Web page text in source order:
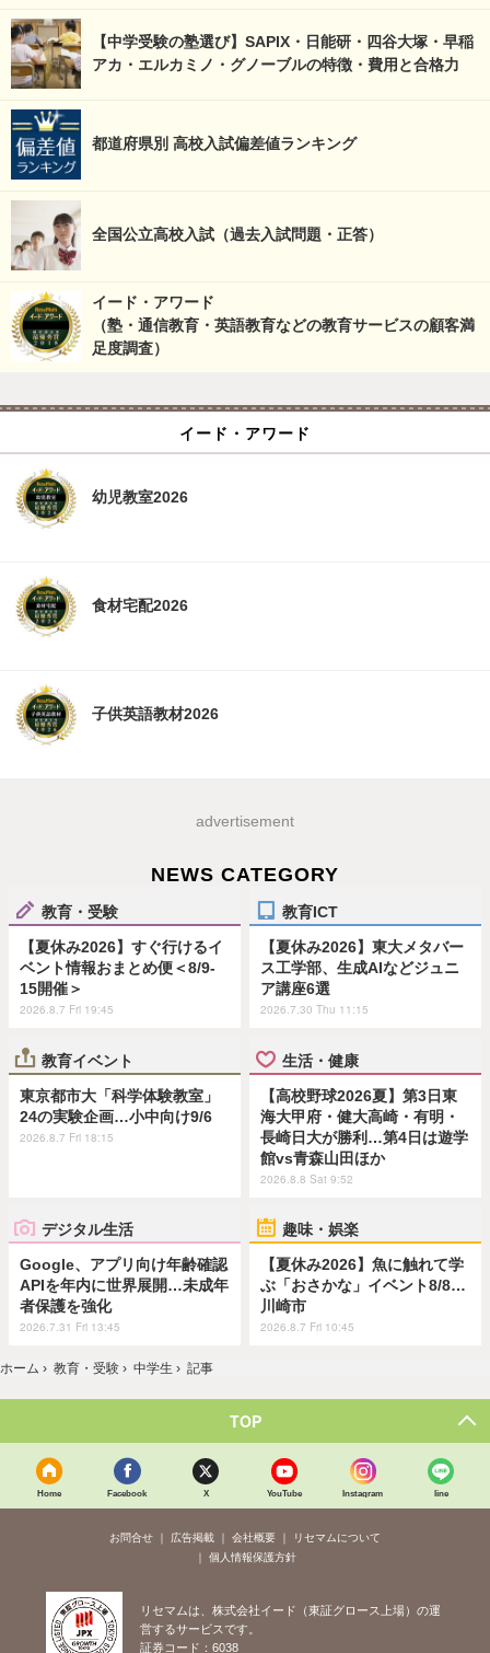
【中学受験の塾選び】SAPIX・日能研・四谷大塚・早稲
アカ・エルカミノ・グノーブルの特徴・費用と合格力
都道府県別 高校入試偏差値ランキング
全国公立高校入試（過去入試問題・正答）
イード・アワード
（塾・通信教育・英語教育などの教育サービスの顧客満
足度調査）
イード・アワード
幼児教室2026
食材宅配2026
子供英語教材2026
advertisement
NEWS CATEGORY
教育・受験
【夏休み2026】すぐ行けるイ
ベント情報おまとめ便＜8/9-
15開催＞
2026.8.7 Fri 19:45
教育ICT
【夏休み2026】東大メタバー
ス工学部、生成AIなどジュニ
ア講座6選
2026.7.30 Thu 11:15
教育イベント
東京都市大「科学体験教室」
24の実験企画…小中向け9/6
2026.8.7 Fri 18:15
生活・健康
【高校野球2026夏】第3日東
海大甲府・健大高崎・有明・
長崎日大が勝利…第4日は遊学
館vs青森山田ほか
2026.8.8 Sat 9:52
デジタル生活
Google、アプリ向け年齢確認
APIを年内に世界展開…未成年
者保護を強化
2026.7.31 Fri 13:45
趣味・娯楽
【夏休み2026】魚に触れて学
ぶ「おさかな」イベント8/8…
川崎市
2026.8.7 Fri 10:45
ホーム › 教育・受験 › 中学生 › 記事
TOP
Home Facebook X YouTube Instagram line
お問合せ 広告掲載 会社概要
リセマムについて
個人情報保護方針
リセマムは、株式会社イード（東証グロース上場）の運
営するサービスです。
証券コード：6038